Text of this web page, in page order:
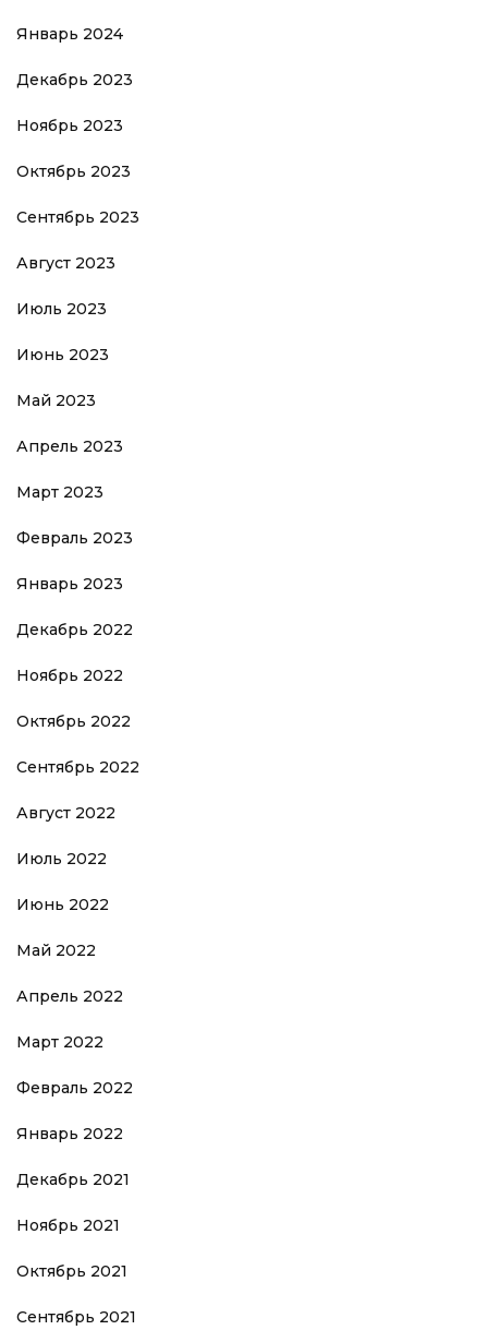
Январь 2024
Декабрь 2023
Ноябрь 2023
Октябрь 2023
Сентябрь 2023
Август 2023
Июль 2023
Июнь 2023
Май 2023
Апрель 2023
Март 2023
Февраль 2023
Январь 2023
Декабрь 2022
Ноябрь 2022
Октябрь 2022
Сентябрь 2022
Август 2022
Июль 2022
Июнь 2022
Май 2022
Апрель 2022
Март 2022
Февраль 2022
Январь 2022
Декабрь 2021
Ноябрь 2021
Октябрь 2021
Сентябрь 2021